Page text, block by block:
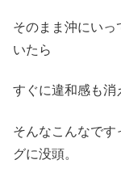
そのまま沖にいっ
いたら
すぐに違和感も消
そんなこんなです
グに没頭。